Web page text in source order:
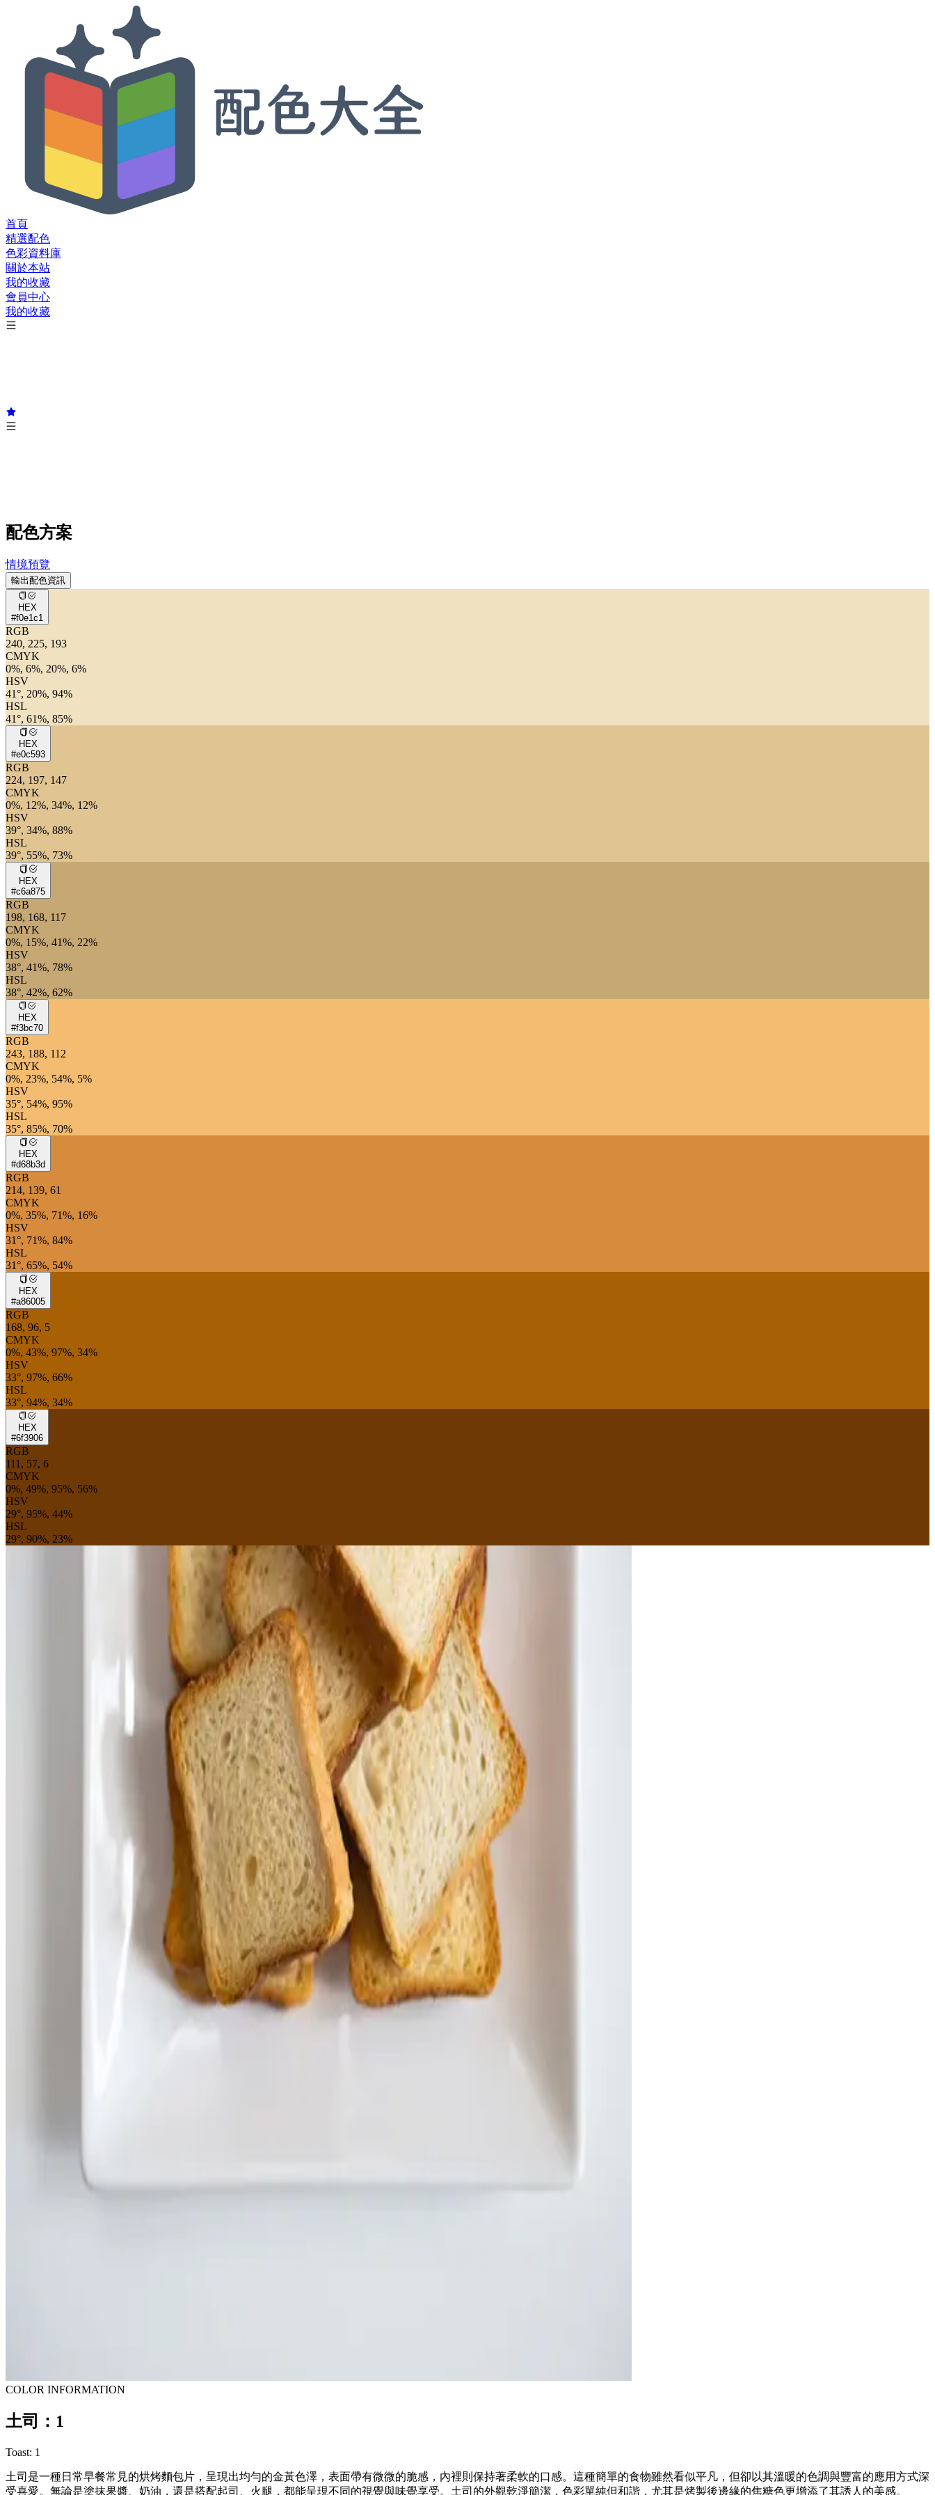
首頁
精選配色
色彩資料庫
關於本站
我的收藏
會員中心
我的收藏
配色方案
情境預覽
輸出配色資訊
HEX
#f0e1c1
RGB
240, 225, 193
CMYK
0%, 6%, 20%, 6%
HSV
41°, 20%, 94%
HSL
41°, 61%, 85%
HEX
#e0c593
RGB
224, 197, 147
CMYK
0%, 12%, 34%, 12%
HSV
39°, 34%, 88%
HSL
39°, 55%, 73%
HEX
#c6a875
RGB
198, 168, 117
CMYK
0%, 15%, 41%, 22%
HSV
38°, 41%, 78%
HSL
38°, 42%, 62%
HEX
#f3bc70
RGB
243, 188, 112
CMYK
0%, 23%, 54%, 5%
HSV
35°, 54%, 95%
HSL
35°, 85%, 70%
HEX
#d68b3d
RGB
214, 139, 61
CMYK
0%, 35%, 71%, 16%
HSV
31°, 71%, 84%
HSL
31°, 65%, 54%
HEX
#a86005
RGB
168, 96, 5
CMYK
0%, 43%, 97%, 34%
HSV
33°, 97%, 66%
HSL
33°, 94%, 34%
HEX
#6f3906
RGB
111, 57, 6
CMYK
0%, 49%, 95%, 56%
HSV
29°, 95%, 44%
HSL
29°, 90%, 23%
COLOR INFORMATION
土司：1
Toast: 1
土司是一種日常早餐常見的烘烤麵包片，呈現出均勻的金黃色澤，表面帶有微微的脆感，內裡則保持著柔軟的口感。這種簡單的食物雖然看似平凡，但卻以其溫暖的色調與豐富的應用方式深
受喜愛。無論是塗抹果醬、奶油，還是搭配起司、火腿，都能呈現不同的視覺與味覺享受。土司的外觀乾淨簡潔，色彩單純但和諧，尤其是烤製後邊緣的焦糖色更增添了其誘人的美感。